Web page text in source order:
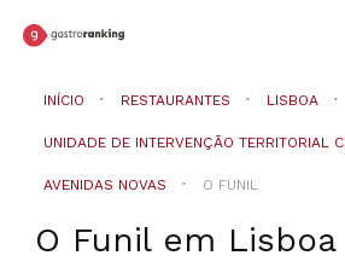
INÍCIO RESTAURANTES LISBOA
UNIDADE DE INTERVENÇÃO TERRITORIAL
AVENIDAS NOVAS O FUNIL
O Funilem Lisboa